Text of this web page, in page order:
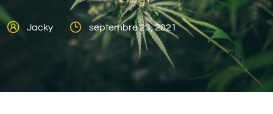
Jacky septembre 23, 2021